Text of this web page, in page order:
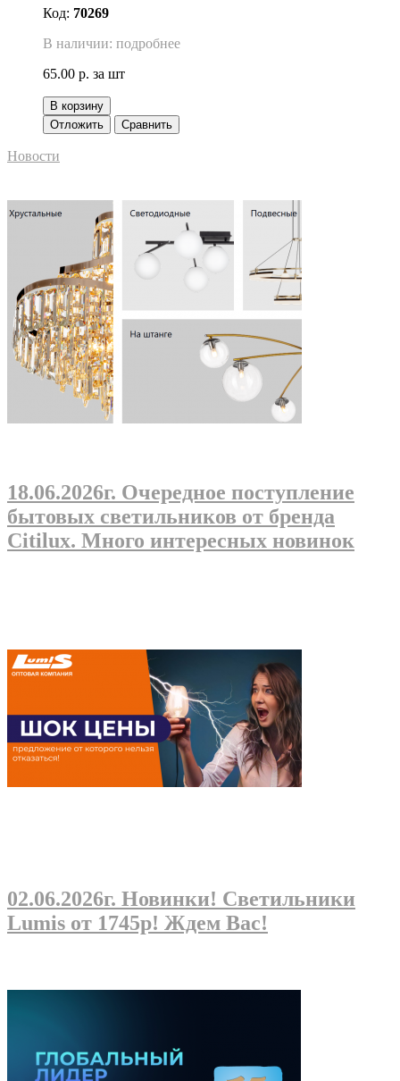
Код: 70269
В наличии: подробнее
65.00 р. за шт
В корзину
Отложить
Сравнить
Новости
18.06.2026г. Очередное поступление
бытовых светильников от бренда
Citilux. Много интересных новинок
02.06.2026г. Новинки! Светильники
Lumis от 1745р! Ждем Вас!